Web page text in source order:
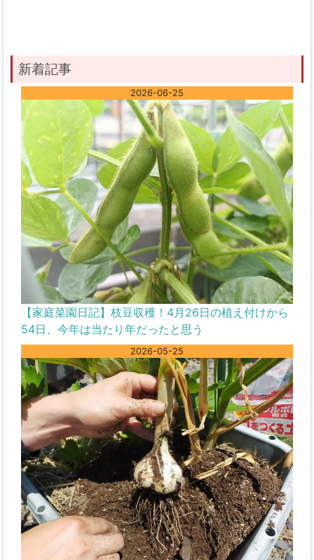
新着記事
2026-06-25
【家庭菜園日記】枝豆収穫！4月26日の植え付けから
54日、今年は当たり年だったと思う
2026-05-25